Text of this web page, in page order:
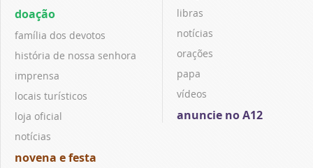
doação
família dos devotos
história de nossa senhora
imprensa
locais turísticos
loja oficial
notícias
novena e festa
libras
notícias
orações
papa
vídeos
anuncie no A12